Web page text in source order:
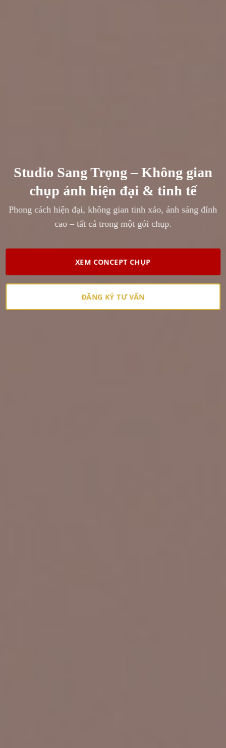
Studio Sang Trọng – Không gian
chụp ảnh hiện đại & tinh tế
Phong cách hiện đại, không gian tinh xảo, ánh sáng đỉnh
cao – tất cả trong một gói chụp.
XEM CONCEPT CHỤP
ĐĂNG KÝ TƯ VẤN